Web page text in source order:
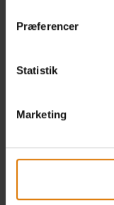
Præferencer
Statistik
Marketing